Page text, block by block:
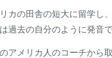
カの田舎の短大に留学し
過去の自分のように発音
アメリカ人のコーチから